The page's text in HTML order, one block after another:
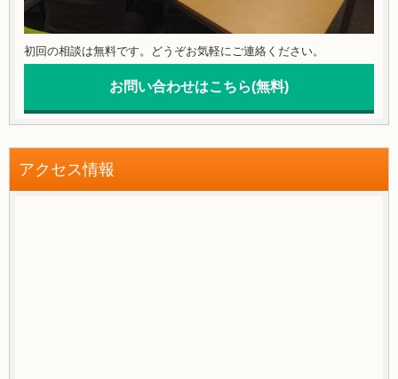
初回の相談は無料です。どうぞお気軽にご連絡ください。
お問い合わせはこちら(無料)
アクセス情報